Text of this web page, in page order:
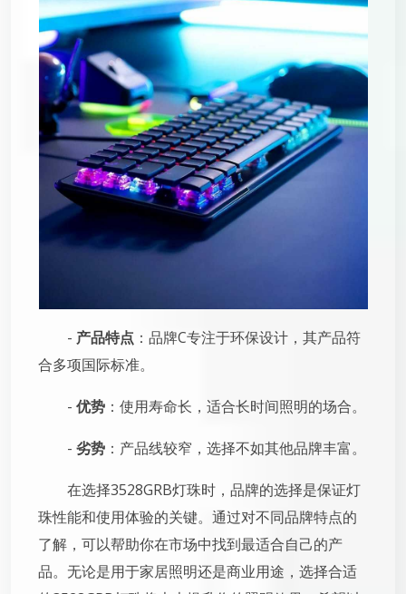
- 产品特点 ：品牌C专注于环保设计，其产品符
合多项国际标准。
- 优势 ：使用寿命长，适合长时间照明的场合。
- 劣势 ：产品线较窄，选择不如其他品牌丰富。
在选择3528GRB灯珠时，品牌的选择是保证灯
珠性能和使用体验的关键。通过对不同品牌特点的
了解，可以帮助你在市场中找到最适合自己的产
品。无论是用于家居照明还是商业用途，选择合适